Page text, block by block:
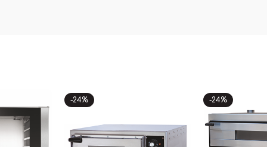
-24% -24%